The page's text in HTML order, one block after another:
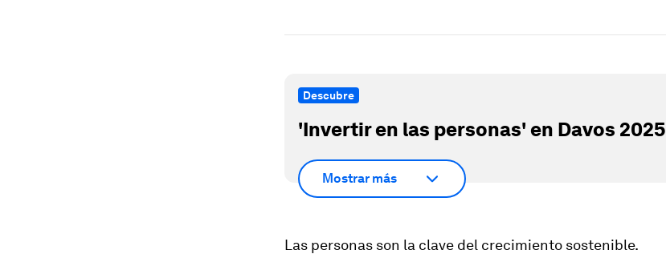
Descubre
'Invertir en las personas' en Davos 2025
Mostrar más
Las personas son la clave del crecimiento sostenible.